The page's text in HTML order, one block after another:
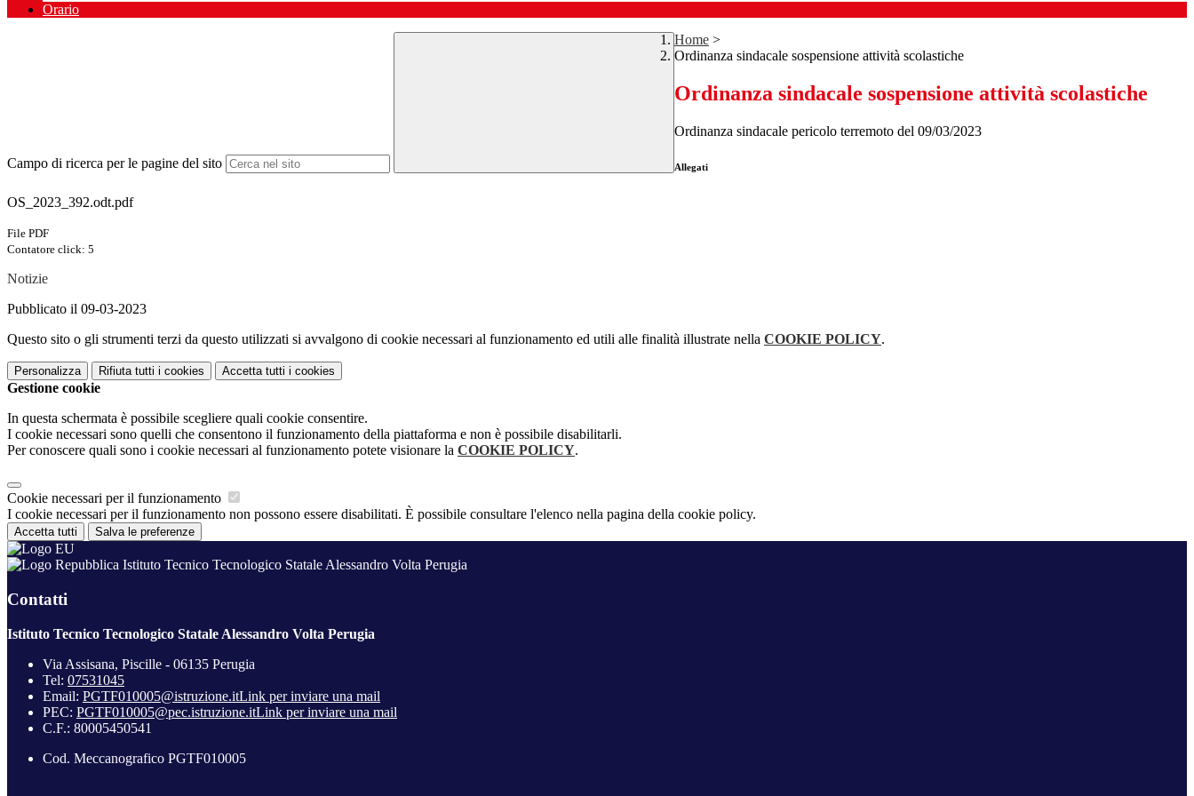
Orario
Campo di ricerca per le pagine del sito
Home >
Ordinanza sindacale sospensione attività scolastiche
Ordinanza sindacale sospensione attività scolastiche
Ordinanza sindacale pericolo terremoto del 09/03/2023
Allegati
OS_2023_392.odt.pdf
File PDF
Contatore click: 5
Notizie
Pubblicato il 09-03-2023
Questo sito o gli strumenti terzi da questo utilizzati si avvalgono di cookie necessari al funzionamento ed utili alle finalità illustrate nella COOKIE POLICY.
Personalizza Rifiuta tutti i cookies Accetta tutti i cookies
Gestione cookie
In questa schermata è possibile scegliere quali cookie consentire.
I cookie necessari sono quelli che consentono il funzionamento della piattaforma e non è possibile disabilitarli.
Per conoscere quali sono i cookie necessari al funzionamento potete visionare la COOKIE POLICY.
Cookie necessari per il funzionamento
I cookie necessari per il funzionamento non possono essere disabilitati. È possibile consultare l'elenco nella pagina della cookie policy.
Accetta tutti Salva le preferenze
Istituto Tecnico Tecnologico Statale Alessandro Volta Perugia
Contatti
Istituto Tecnico Tecnologico Statale Alessandro Volta Perugia
Via Assisana, Piscille - 06135 Perugia
Tel: 07531045
Email: PGTF010005@istruzione.itLink per inviare una mail
PEC: PGTF010005@pec.istruzione.itLink per inviare una mail
C.F.: 80005450541
Cod. Meccanografico PGTF010005